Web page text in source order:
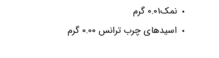
نمک0.01 گرم
اسیدهای چرب ترانس 0.00 گرم